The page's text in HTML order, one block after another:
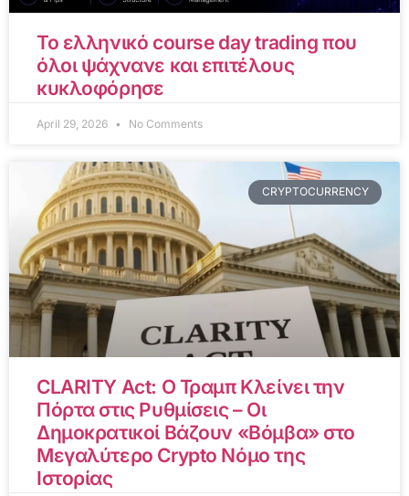
Το ελληνικό course day trading που
όλοι ψάχνανε και επιτέλους
κυκλοφόρησε
April 29, 2026 No Comments
CRYPTOCURRENCY
CLARITY Act: Ο Τραμπ Κλείνει την
Πόρτα στις Ρυθμίσεις – Οι
Δημοκρατικοί Βάζουν «Βόμβα» στο
Μεγαλύτερο Crypto Νόμο της
Ιστορίας